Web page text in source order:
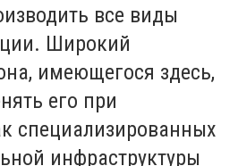
все виды
Широкий
имеющегося здесь,
его при
специализированных
инфраструктуры